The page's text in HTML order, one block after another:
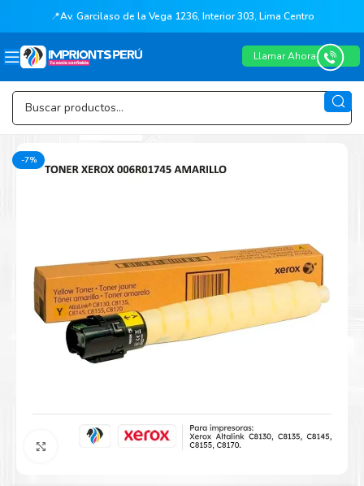
📍Av. Garcilaso de la Vega 1236, Interior 303, Lima Centro
Llamar Ahora
-7%
Agrandar